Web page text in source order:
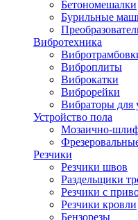
Бетономешалки
Бурильные
Вибротехника
Виброплиты
Виброкатки
Виброрейки
Вибраторы для
Устройство пола
Мозаично-
Резчики
Резчики швов
Раздельщики
Резчики с
Резчики кровли
Бензорезы